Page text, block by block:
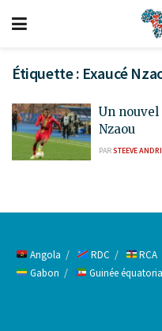
Étiquette : Exaucé
Un
Nzaou
PARSTEEVE
Angola RDC RCA
Gabon
Guinée